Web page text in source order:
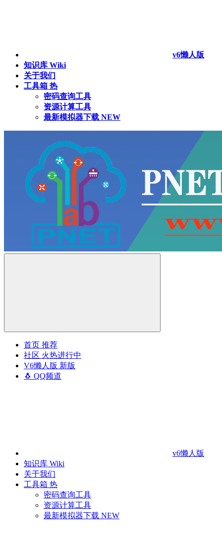
v6懒人版
知识库 Wiki
关于我们
工具箱 热
密码查询工具
资源计算工具
最新模拟器下载 NEW
首页 推荐
社区 火热进行中
V6懒人版 新版
🐧 QQ频道
v6懒人版
知识库 Wiki
关于我们
工具箱 热
密码查询工具
资源计算工具
最新模拟器下载 NEW